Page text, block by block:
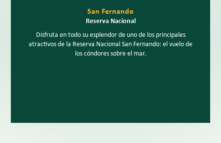
San Fernando
Reserva Nacional
Disfruta en todo su esplendor de uno de los principales
atractivos de la Reserva Nacional San Fernando: el vuelo de
los cóndores sobre el mar.